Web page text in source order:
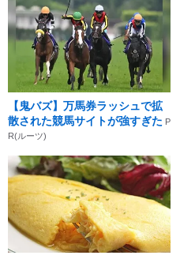
【鬼バズ】万馬券ラッシュで拡
散された競馬サイトが強すぎた P
R(ルーツ)